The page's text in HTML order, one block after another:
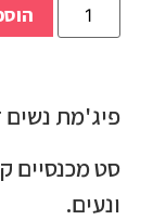
פיג'מת נשים
סט מכנסיים
ונעים.